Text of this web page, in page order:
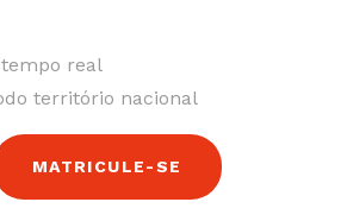
real
território nacional
MATRICULE-SE